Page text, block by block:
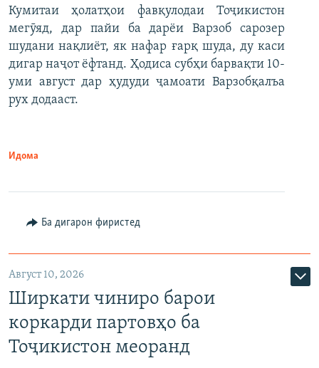
Кумитаи ҳолатҳои фавқулодаи Тоҷикистон
мегӯяд, дар пайи ба дарёи Варзоб сарозер
шудани нақлиёт, як нафар ғарқ шуда, ду каси
дигар наҷот ёфтанд. Ҳодиса субҳи барвақти 10-
уми август дар ҳудуди ҷамоати Варзобқалъа
рух додааст.
Идома
Ба дигарон фиристед
Август 10, 2026
Ширкати чиниро барои
коркарди партовҳо ба
Тоҷикистон меоранд